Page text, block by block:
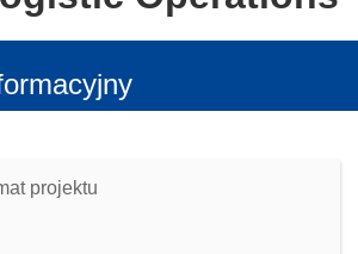
projektu